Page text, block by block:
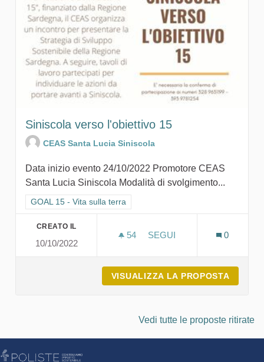
Siniscola verso l'obiettivo 15
CEAS Santa Lucia Siniscola
Data inizio evento 24/10/2022 Promotore CEAS
Santa Lucia Siniscola Modalità di svolgimento...
Filtra i risultati per categoria: GOAL 15 - Vita sulla terra
GOAL 15 - Vita sulla terra
CREATO IL
10/10/2022
54 54 SOSTENITORI
SEGUI
0
VISUALIZZA LA PROPOSTA
Vedi tutte le proposte ritirate